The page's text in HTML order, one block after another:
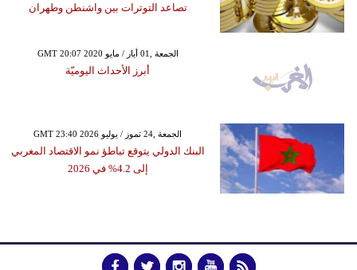
تصاعد التوترات بين واشنطن وطهران
GMT 20:07 2020 الجمعة ,01 أيار / مايو
أبرز الأحداث اليوميّة
GMT 23:40 2026 الجمعة ,24 تموز / يوليو
البنك الدولي يتوقع تباطؤ نمو الاقتصاد المغربي
إلى 4.2% في 2026